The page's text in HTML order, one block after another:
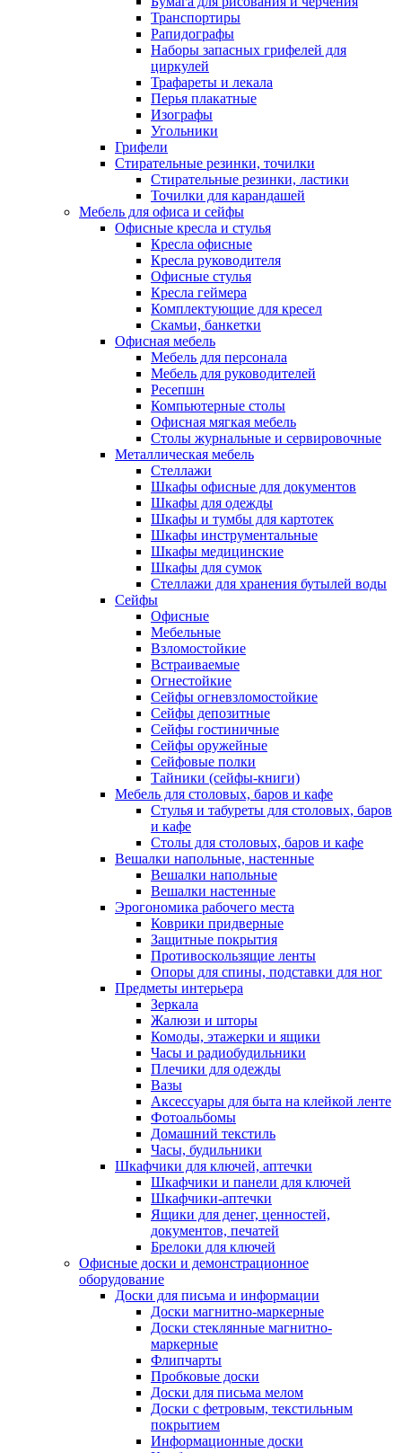
Транспортиры
Рапидографы
Наборы запасных грифелей для
циркулей
Трафареты и лекала
Перья плакатные
Изографы
Угольники
Грифели
Стирательные резинки, точилки
Стирательные резинки, ластики
Точилки для карандашей
Мебель для офиса и сейфы
Офисные кресла и стулья
Кресла офисные
Кресла руководителя
Офисные стулья
Кресла геймера
Комплектующие для кресел
Скамьи, банкетки
Офисная мебель
Мебель для персонала
Мебель для руководителей
Ресепшн
Компьютерные столы
Офисная мягкая мебель
Столы журнальные и сервировочные
Металлическая мебель
Стеллажи
Шкафы офисные для документов
Шкафы для одежды
Шкафы и тумбы для картотек
Шкафы инструментальные
Шкафы медицинские
Шкафы для сумок
Стеллажи для хранения бутылей воды
Сейфы
Офисные
Мебельные
Взломостойкие
Встраиваемые
Огнестойкие
Сейфы огневзломостойкие
Сейфы депозитные
Сейфы гостиничные
Сейфы оружейные
Сейфовые полки
Тайники (сейфы-книги)
Мебель для столовых, баров и кафе
Стулья и табуреты для столовых, баров
и кафе
Столы для столовых, баров и кафе
Вешалки напольные, настенные
Вешалки напольные
Вешалки настенные
Эрогономика рабочего места
Коврики придверные
Защитные покрытия
Противоскользящие ленты
Опоры для спины, подставки для ног
Предметы интерьера
Зеркала
Жалюзи и шторы
Комоды, этажерки и ящики
Часы и радиобудильники
Плечики для одежды
Вазы
Аксессуары для быта на клейкой ленте
Фотоальбомы
Домашний текстиль
Часы, будильники
Шкафчики для ключей, аптечки
Шкафчики и панели для ключей
Шкафчики-аптечки
Ящики для денег, ценностей,
документов, печатей
Брелоки для ключей
Офисные доски и демонстрационное
оборудование
Доски для письма и информации
Доски магнитно-маркерные
Доски стеклянные магнитно-
маркерные
Флипчарты
Пробковые доски
Доски для письма мелом
Доски с фетровым, текстильным
покрытием
Информационные доски